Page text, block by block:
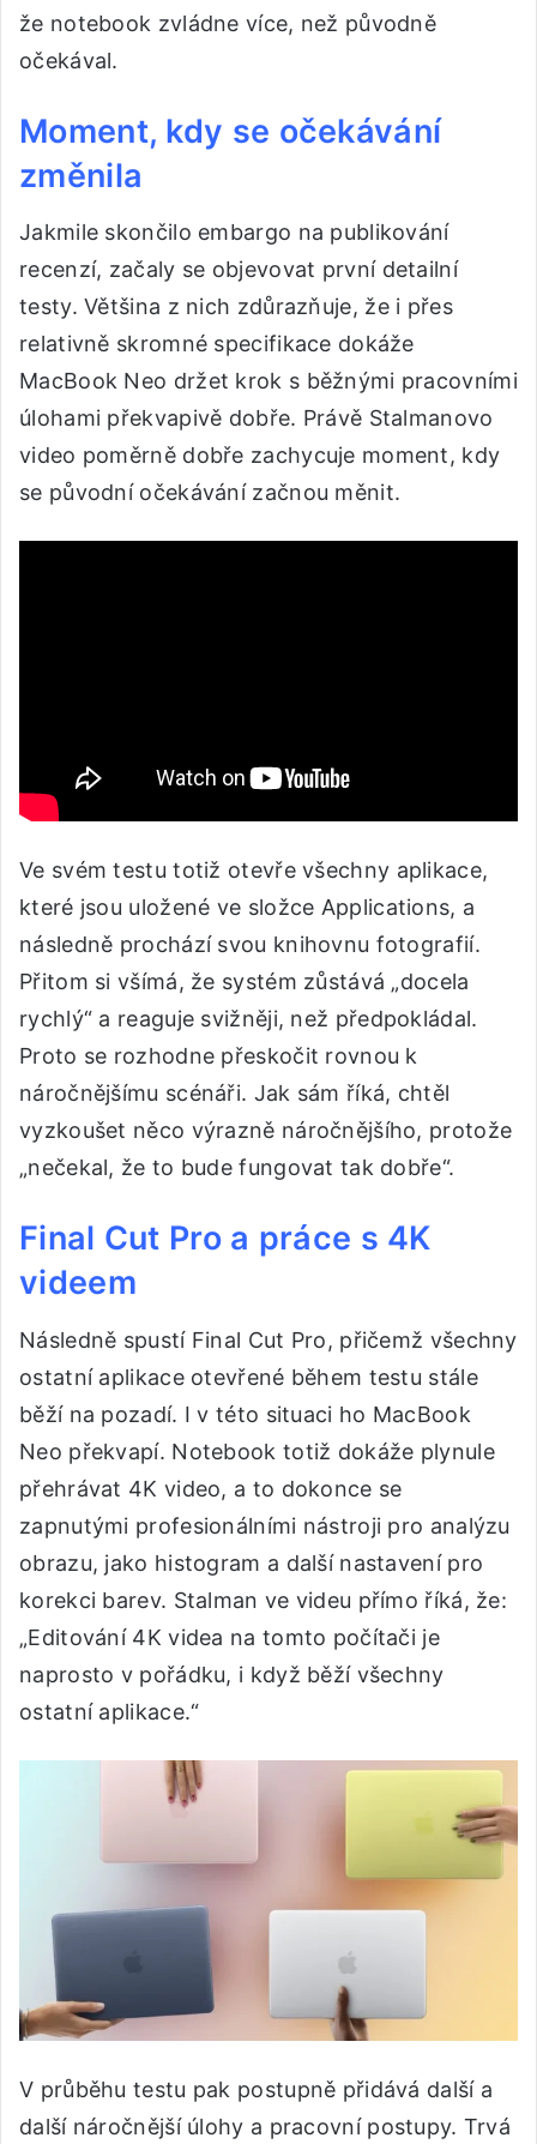
že notebook zvládne více, než původně
očekával.
Moment, kdy se očekávání
změnila
Jakmile skončilo embargo na publikování
recenzí, začaly se objevovat první detailní
testy. Většina z nich zdůrazňuje, že i přes
relativně skromné specifikace dokáže
MacBook Neo držet krok s běžnými pracovními
úlohami překvapivě dobře. Právě Stalmanovo
video poměrně dobře zachycuje moment, kdy
se původní očekávání začnou měnit.
Ve svém testu totiž otevře všechny aplikace,
které jsou uložené ve složce Applications, a
následně prochází svou knihovnu fotografií.
Přitom si všímá, že systém zůstává „docela
rychlý“ a reaguje svižněji, než předpokládal.
Proto se rozhodne přeskočit rovnou k
náročnějšímu scénáři. Jak sám říká, chtěl
vyzkoušet něco výrazně náročnějšího, protože
„nečekal, že to bude fungovat tak dobře“.
Final Cut Pro a práce s 4K
videem
Následně spustí Final Cut Pro, přičemž všechny
ostatní aplikace otevřené během testu stále
běží na pozadí. I v této situaci ho MacBook
Neo překvapí. Notebook totiž dokáže plynule
přehrávat 4K video, a to dokonce se
zapnutými profesionálními nástroji pro analýzu
obrazu, jako histogram a další nastavení pro
korekci barev. Stalman ve videu přímo říká, že:
„Editování 4K videa na tomto počítači je
naprosto v pořádku, i když běží všechny
ostatní aplikace.“
V průběhu testu pak postupně přidává další a
další náročnější úlohy a pracovní postupy. Trvá